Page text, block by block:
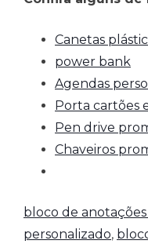
Canetas
power bank
Agendas
Porta cartões
Pen drive
Chaveiros
bloco de
personalizado,